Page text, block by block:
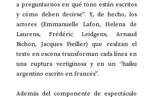
a preguntarnos en qué tono están escritos
y cómo deben decirse”. Y, de hecho, los
actores (Emmanuelle Lafon, Helena de
Laurens, Frédéric Leidgens, Arnaud
Bichon, Jacques Pieiller) que realzan el
texto en escena transforman cada línea en
una ruptura vertiginosa y en un “haiku
argentino escrito en francés”.
Además del componente de espectáculo